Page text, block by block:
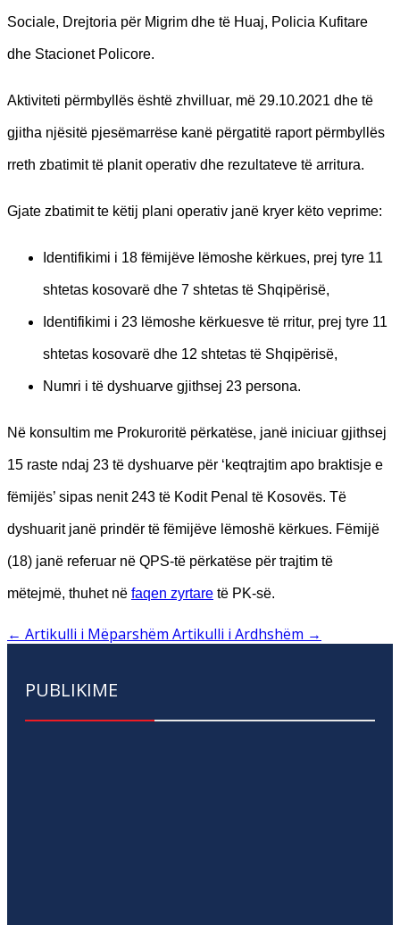
Sociale, Drejtoria për Migrim dhe të Huaj, Policia Kufitare
dhe Stacionet Policore.
Aktiviteti përmbyllës është zhvilluar, më 29.10.2021 dhe të
gjitha njësitë pjesëmarrëse kanë përgatitë raport përmbyllës
rreth zbatimit të planit operativ dhe rezultateve të arritura.
Gjate zbatimit te këtij plani operativ janë kryer këto veprime:
Identifikimi i 18 fëmijëve lëmoshe kërkues, prej tyre 11
shtetas kosovarë dhe 7 shtetas të Shqipërisë,
Identifikimi i 23 lëmoshe kërkuesve të rritur, prej tyre 11
shtetas kosovarë dhe 12 shtetas të Shqipërisë,
Numri i të dyshuarve gjithsej 23 persona.
Në konsultim me Prokuroritë përkatëse, janë iniciuar gjithsej
15 raste ndaj 23 të dyshuarve për ‘keqtrajtim apo braktisje e
fëmijës’ sipas nenit 243 të Kodit Penal të Kosovës. Të
dyshuarit janë prindër të fëmijëve lëmoshë kërkues. Fëmijë
(18) janë referuar në QPS-të përkatëse për trajtim të
mëtejmë, thuhet në faqen zyrtare të PK-së.
← Artikulli i Mëparshëm Artikulli i Ardhshëm →
PUBLIKIME